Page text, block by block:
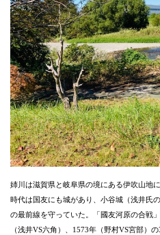
姉川は滋賀県と岐阜県の境にある伊吹山地
時代は国友にも城があり、小谷城（浅井氏
の最前線を守っていた。「國友河原の合戦
（浅井VS六角）、1573年（野村VS宮部）